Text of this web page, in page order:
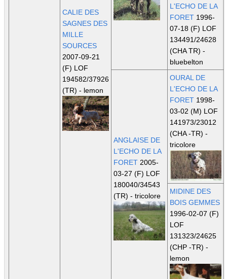
CALIE DES
SAGNES DES
MILLE
SOURCES
2007-09-21
(F) LOF
194582/37926
(TR) - lemon
L'ECHO DE LA
FORET 1996-
07-18 (F) LOF
134491/24628
(CHA TR) -
bluebelton
ANGLAISE DE
L'ECHO DE LA
FORET 2005-
03-27 (F) LOF
180040/34543
(TR) - tricolore
OURAL DE
L'ECHO DE LA
FORET 1998-
03-02 (M) LOF
141973/23012
(CHA -TR) -
tricolore
MIDINE DES
BOIS GEMMES
1996-02-07 (F)
LOF
131323/24625
(CHP -TR) -
lemon